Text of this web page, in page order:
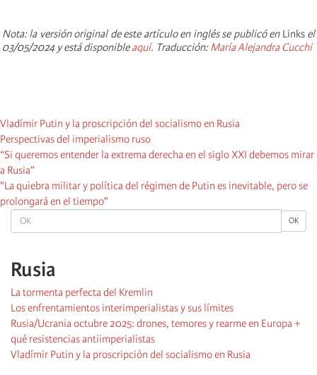
OK OK
Rusia
La tormenta perfecta del Kremlin
Los enfrentamientos interimperialistas y sus límites
Rusia/Ucrania octubre 2025: drones, temores y rearme en Europa +
qué resistencias antiimperialistas
Vladímir Putin y la proscripción del socialismo en Rusia
Nota: la versión original de este artículo en inglés se publicó en Links el
03/05/2024 y está disponibleaquí. Traducción:María Alejandra Cucchi
Vladímir Putin y la proscripción del socialismo en Rusia
Perspectivas del imperialismo ruso
“Si queremos entender la extrema derecha en el siglo XXI debemos mirar
a Rusia”
"La quiebra militar y política del régimen de Putin es inevitable, pero se
prolongará en el tiempo"